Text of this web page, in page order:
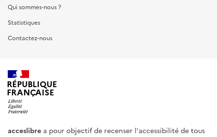
Qui sommes-nous ?
Statistiques
Contactez-nous
RÉPUBLIQUE
FRANÇAISE
acceslibre a pour objectif de recenser l'accessibilité de tous